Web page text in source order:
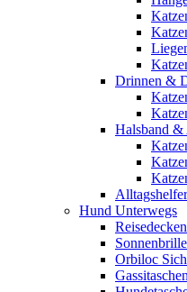
Drinnen &
Halsband &
Alltagshelfer
Hund Unterwegs
Reisedecken
Orbiloc
Gassitaschen